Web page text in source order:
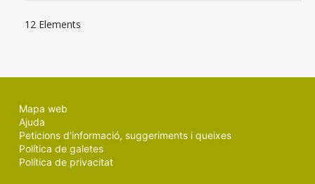
12 Elements
Mapa web
Ajuda
Peticions d'informació, suggeriments i queixes
Política de galetes
Política de privacitat